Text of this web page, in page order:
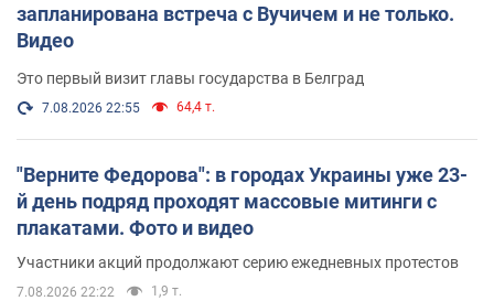
запланирована встреча с Вучичем и не только.
Видео
Это первый визит главы государства в Белград
7.08.2026 22:55 64,4 т.
"Верните Федорова": в городах Украины уже 23-
й день подряд проходят массовые митинги с
плакатами. Фото и видео
Участники акций продолжают серию ежедневных протестов
7.08.2026 22:22 1,9 т.